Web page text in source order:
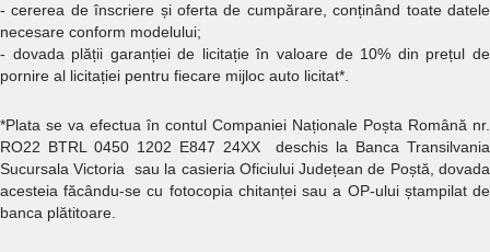
- cererea de înscriere și oferta de cumpărare, conținând toate datele
necesare conform modelului;
- dovada plății garanției de licitație în valoare de 10% din prețul de
pornire al licitației pentru fiecare mijloc auto licitat*.
*Plata se va efectua în contul Companiei Naționale Poșta Română nr.
RO22 BTRL 0450 1202 E847 24XX deschis la Banca Transilvania
Sucursala Victoria sau la casieria Oficiului Județean de Poștă, dovada
acesteia făcându-se cu fotocopia chitanței sau a OP-ului ștampilat de
banca plătitoare.